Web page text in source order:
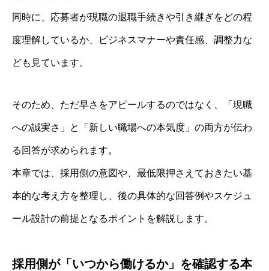
同時に、応募者が現職の退職手続きや引き継ぎをどの程
度理解しているか、ビジネスマナーや責任感、調整力な
ども見ています。
そのため、ただ早さをアピールするのではなく、「現職
への誠実さ」と「新しい職場への本気度」の両方が伝わ
る回答が求められます。
本章では、採用側の意図や、最低限押さえておきたい基
本的な考え方を整理し、後の具体的な回答例やスケジュ
ール設計の前提となるポイントを解説します。
採用側が「いつから働けるか」を確認する本